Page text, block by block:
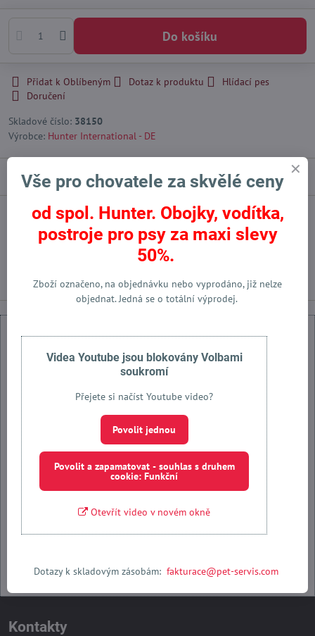
Do košíku
Přidat k Oblíbeným Dotaz k produktu
Hlídací pes
Doručení
Skladové číslo: 38150
Výrobce: Hunter International - DE
Popis
Facebook Twitter Reddit LinkedIn WhatsApp
mail
Externí obsah je blokován Volbami soukromí
Přejete si načíst externí obsah?
Povolit jednou
Povolit a zapamatovat - souhlas s druhem cookie: Funkční
Kontakty
Vše pro chovatele za skvělé ceny
od spol. Hunter. Obojky, vodítka,
postroje pro psy za maxi slevy
50%.
Zboží označeno, na objednávku nebo vyprodáno, již nelze
objednat. Jedná se o totální výprodej.
Videa Youtube jsou blokovány Volbami
soukromí
Přejete si načíst Youtube video?
Povolit jednou
Povolit a zapamatovat - souhlas s druhem
cookie: Funkční
Otevřít video v novém okně
Dotazy k skladovým zásobám:fakturace@pet-servis.com